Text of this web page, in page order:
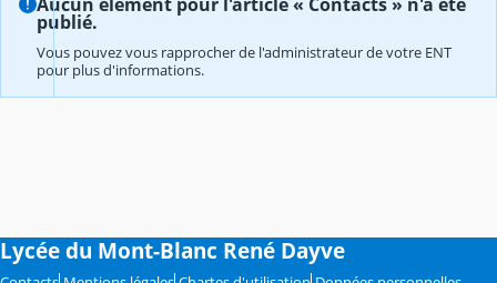
publié.
Vous pouvez vous rapprocher de l'administrateur de votre ENT
pour plus d'informations.
Lycée du Mont-Blanc René Dayve